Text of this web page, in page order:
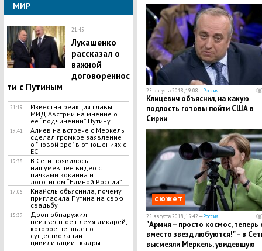
МИР
21:45
Лукашенко
рассказал о
важной
договореннос
ти с Путиным
21:19
Известна реакция главы
МИД Австрии на мнение о
ее “подчинении” Путину
19:41
Алиев на встрече с Меркель
сделал громкое заявление
о "новой эре" в отношениях с
ЕС
19:38
В Сети появилось
нашумевшее видео с
пачками кокаина и
логотипом “Единой России”
17:06
Кнайсль объяснила, почему
пригласила Путина на свою
свадьбу
15:39
​Дрон обнаружил
неизвестное племя дикарей,
которое не знает о
существовании
цивилизации - кадры
25 августа 2018, 19:08 —Россия
Клицевич объяснил, на какую
подлость готовы пойти США в
Сирии
сюжет
25 августа 2018, 15:42 —Россия
"Армия – просто космос, теперь
вместо звезд любуются!" – в
высмеяли Меркель, увидевшую